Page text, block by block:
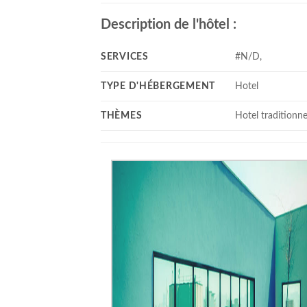
Description de l'hôtel :
SERVICES #N/D,
TYPE D'HÉBERGEMENT Hotel
THÈMES Hotel